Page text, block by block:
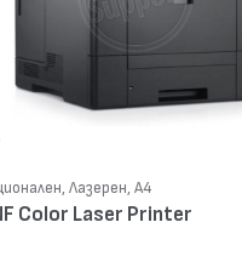
Лазерен, А4
Color Laser Printer